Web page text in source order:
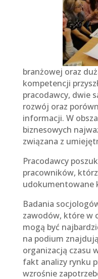
branżowej oraz
kompetencji
pracodawcy, dwie
rozwój oraz
informacji. W
biznesowych
związana z
Pracodawcy
pracowników,
udokumentowane
Badania
zawodów, które w
mogą być
na podium
organizacją czasu
fakt analizy rynku
wzrośnie